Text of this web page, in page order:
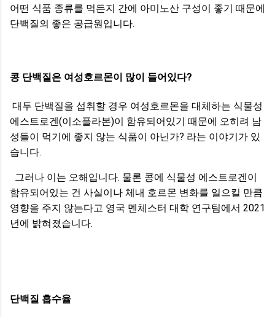
어떤 식품 종류를 먹든지 간에 아미노산 구성이 좋기 때문에
단백질의 좋은 공급원입니다.
콩 단백질은 여성호르몬이 많이 들어있다?
대두 단백질을 섭취할 경우 여성호르몬을 대체하는 식물성
에스트로겐(이소플라본)이 함유되어있기 때문에 오히려 남
성들이 먹기에 좋지 않는 식품이 아닌가? 라는 이야기가 있
습니다.
그러나 이는 오해입니다. 물론 콩에 식물성 에스트로겐이
함유되어있는 건 사실이나 체내 호르몬 변화를 일으킬 만큼
영향을 주지 않는다고 영국 멘체스터 대학 연구팀에서 2021
년에 밝혀졌습니다.
단백질 흡수율